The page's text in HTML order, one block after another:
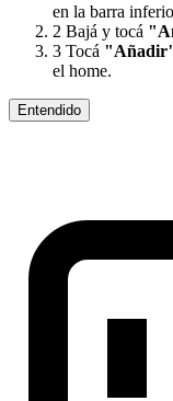
en la barra
2 Bajá y tocá
3 Tocá
el home.
Entendido